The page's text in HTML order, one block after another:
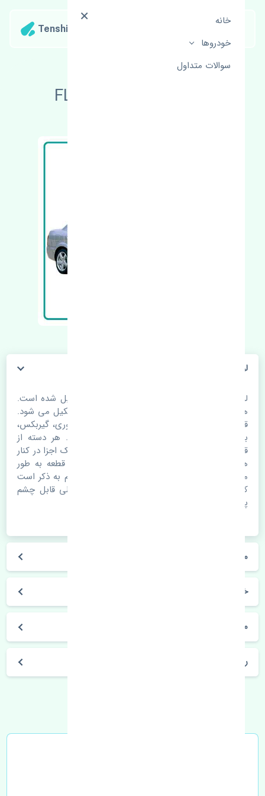
خانه
خودروها
سوالات متداول
Tenshipart
لوازم یدکی مزدا 323 FL
لوازم یدکی
از قطعات مختلفی تشکیل شده است.
هر خوردو معمولا از 4 الی 5 هزار قطعه یدکی تشکیل می شود.
قطعات یدکی در دسته های مختلفی از جمله موتوری، گیربکس،
بدنه، تعلیق، برقی و .... تقسیم بندی می شود. هر دسته از
قطعات شامل تعداد زیادی از اجزا می شود. تک تک اجزا در کنار
هم یک خودرو را تشکیل می دهند. کیفیت هر قطعه به طور
مستقیم روی دیگر لوازم یدکی تاثیر می گذارد. لازم به ذکر است
که کیفیت قطعات لوازم یدکی تحت هیچ شرایطی قابل چشم
پوشی نیست.
مزدا 323 FL
خودروسازی مزدا
مشخصات فنی مزدا 323 FL
راه های ارتباطی با تنشی پارت